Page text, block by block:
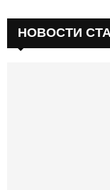
НОВОСТИ